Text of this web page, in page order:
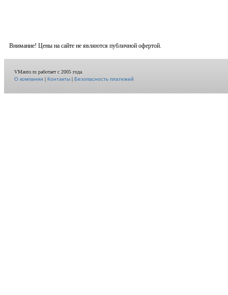
Внимание! Цены на сайте не являются публичной офертой.
VMauto.ru работает с 2005 года.
О компании|Контакты|Безопасность платежей